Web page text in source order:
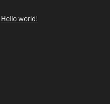
Hello world!